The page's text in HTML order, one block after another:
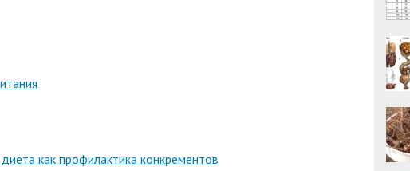
как профилактика конкрементов